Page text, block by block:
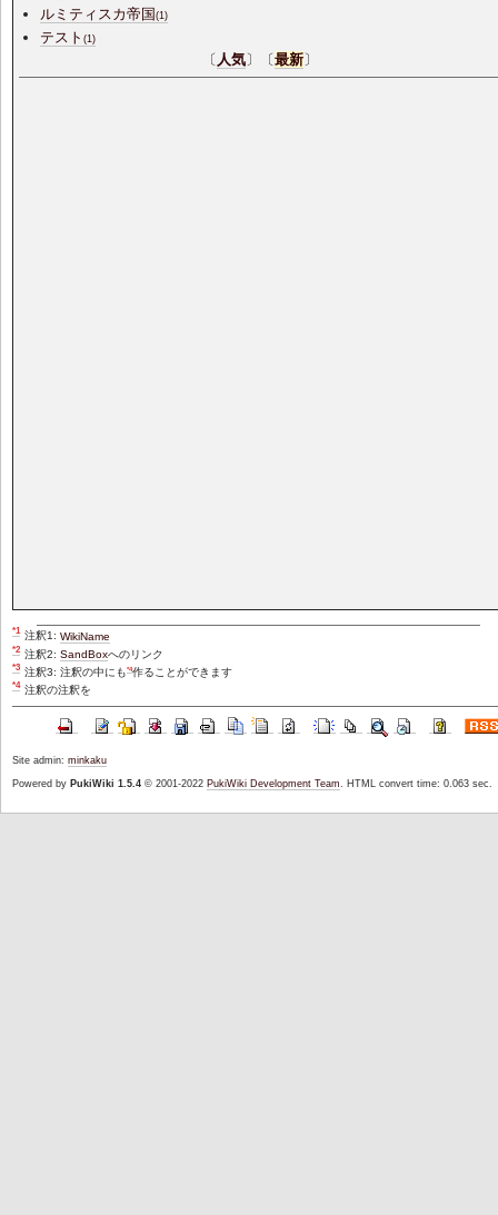
ルミティスカ帝国(1)
テスト(1)
〔 人気〕〔最新〕
*1 注釈1: WikiName
*2 注釈2: SandBoxへのリンク
*3 注釈3: 注釈の中にも*4作ることができます
*4 注釈の注釈を
Site admin: minkaku
Powered by PukiWiki 1.5.4© 2001-2022 PukiWiki Development Team . HTML convert time: 0.063 sec.